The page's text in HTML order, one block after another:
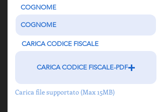
COGNOME
CARICA CODICE FISCALE
CARICA CODICE FISCALE-PDF
Carica file supportato (Max 15MB)